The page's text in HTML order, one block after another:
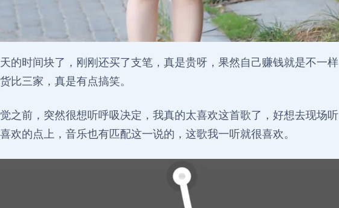
的时间块了，刚刚还买了支笔，真是贵呀，果然自己赚钱就是不一
比三家，真是有点搞笑。
之前，突然很想听呼吸决定，我真的太喜欢这首歌了，好想去现场听
欢的点上，音乐也有匹配这一说的，这歌我一听就很喜欢。